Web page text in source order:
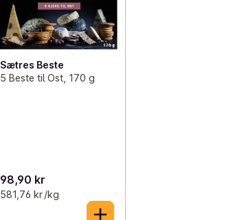
Sætres Beste
5 Beste til Ost, 170 g
98,90 kr
581,76 kr /kg